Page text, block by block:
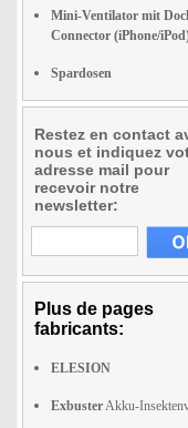
Mini-Ventilator mit
Connector (iPhone/
Spardosen
Restez en contact
nous et indiquez
adresse mail pour
recevoir notre
newsletter:
Plus de pages
fabricants:
ELESION
ExbusterAkku-